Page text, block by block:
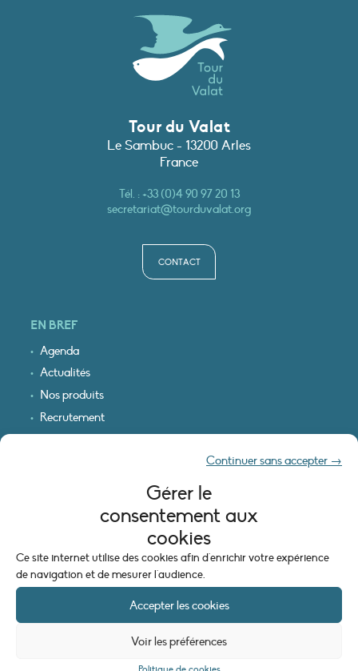
Gérer le
consentement aux
cookies
Ce site internet utilise des cookies afin d'enrichir votre expérience
de navigation et de mesurer l'audience.
Accepter les cookies
Continuer sans accepter →
Voir les préférences
Tour du Valat
Le Sambuc - 13200 Arles
France
Tél. :+33 (0)4 90 97 20 13
secretariat@tourduvalat.org
CONTACT
EN BREF
Agenda
Actualités
Nos produits
Recrutement
Recevoir nos infos
INFORMATIONS LÉGALES
Mentions légales
Politique de cookies (UE)